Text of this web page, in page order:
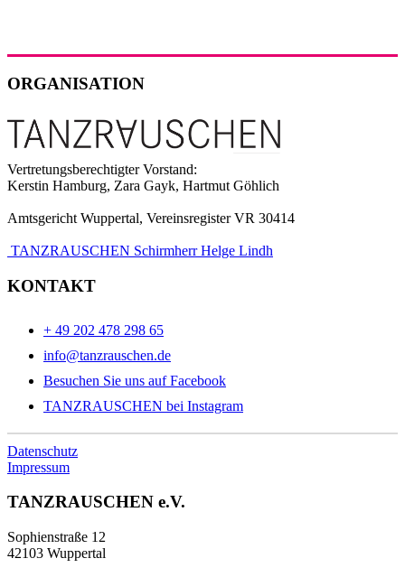
ORGANISATION
Vertretungsberechtigter Vorstand:
Kerstin Hamburg, Zara Gayk, Hartmut Göhlich
Amtsgericht Wuppertal, Vereinsregister VR 30414
TANZRAUSCHEN Schirmherr Helge Lindh
KONTAKT
+ 49 202 478 298 65
info@tanzrauschen.de
Besuchen Sie uns auf Facebook
TANZRAUSCHEN bei Instagram
Datenschutz
Impressum
TANZRAUSCHEN e.V.
Sophienstraße 12
42103 Wuppertal